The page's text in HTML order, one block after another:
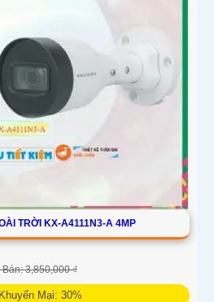
TRỜI KX-A4111N3-A 4MP
Bán: 3,850,000 ₫
Mại: 30%